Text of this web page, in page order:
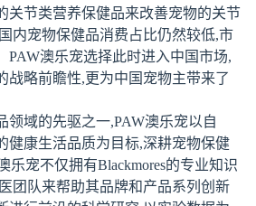
关节类营养保健品来改善宠物的关节
内宠物保健品消费占比仍然较低,市
PAW澳乐宠选择此时进入中国市场,
战略前瞻性,更为中国宠物主带来了
领域的先驱之一,PAW澳乐宠以自
健康生活品质为目标,深耕宠物保健
乐宠不仅拥有Blackmores的专业知识
团队来帮助其品牌和产品系列创新